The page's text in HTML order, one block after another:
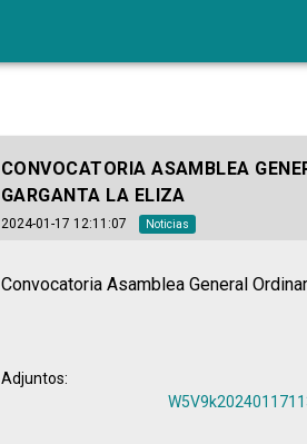
CONVOCATORIA ASAMBLEA
GARGANTA LA ELIZA
2024-01-17 12:11:07 Noticias
Convocatoria Asamblea General
Adjuntos: